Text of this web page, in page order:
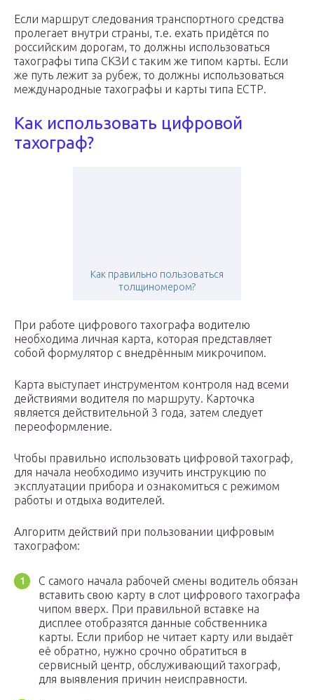
Если маршрут следования транспортного средства
пролегает внутри страны, т.е. ехать придётся по
российским дорогам, то должны использоваться
тахографы типа СКЗИ с таким же типом карты. Если
же путь лежит за рубеж, то должны использоваться
международные тахографы и карты типа ЕСТР.
Как использовать цифровой
тахограф?
Как правильно пользоваться
толщиномером?
При работе цифрового тахографа водителю
необходима личная карта, которая представляет
собой формулятор с внедрённым микрочипом.
Карта выступает инструментом контроля над всеми
действиями водителя по маршруту. Карточка
является действительной 3 года, затем следует
переоформление.
Чтобы правильно использовать цифровой тахограф,
для начала необходимо изучить инструкцию по
эксплуатации прибора и ознакомиться с режимом
работы и отдыха водителей.
Алгоритм действий при пользовании цифровым
тахографом:
С самого начала рабочей смены водитель обязан
вставить свою карту в слот цифрового тахографа
чипом вверх. При правильной вставке на
дисплее отобразятся данные собственника
карты. Если прибор не читает карту или выдаёт
её обратно, нужно срочно обратиться в
сервисный центр, обслуживающий тахограф,
для выявления причин неисправности.